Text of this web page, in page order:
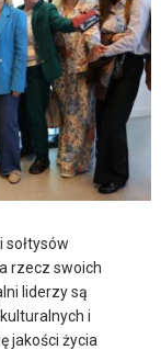
sołtysów
rzecz swoich
liderzy są
i
jakości życia